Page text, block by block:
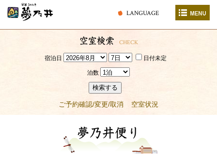
LANGUAGE
空室検索 CHECK
宿泊日 日付未定
泊数
検索する
ご予約確認/変更/取消 空室状況
夢乃井便り